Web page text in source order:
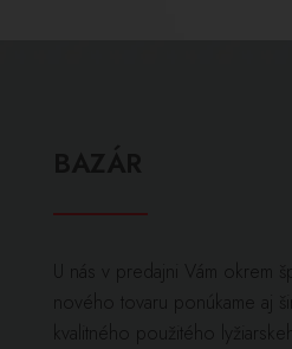
U nás v predajni Vám okrem
nového tovaru ponúkame aj
kvalitného použitého